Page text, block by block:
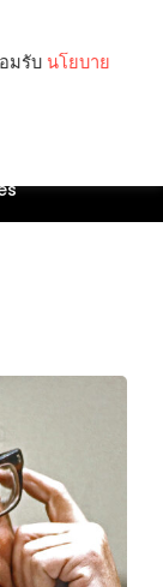
มรับ นโยบาย